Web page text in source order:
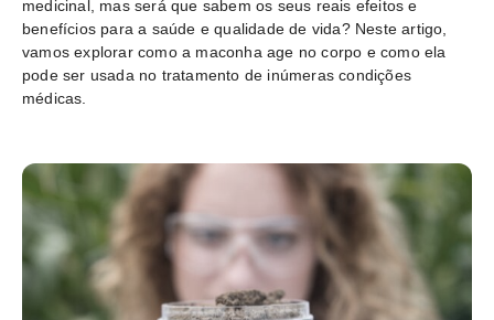
medicinal, mas será que sabem os seus reais efeitos e
benefícios para a saúde e qualidade de vida? Neste artigo,
vamos explorar como a maconha age no corpo e como ela
pode ser usada no tratamento de inúmeras condições
médicas.